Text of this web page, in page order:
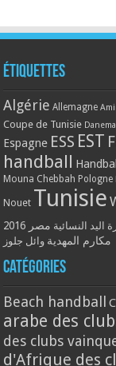
Étiquettes
Algérie Allemagne
Coupe de Tunisie
Espagne ESS EST
handball
Mouna Chebbah Pologne
Nouet Tunisie
اليد النسائية مصر 2016
مكارم المهدية وائل جلوز
Catégories
Beach handball
arabe des
des clubs
d'Afrique des